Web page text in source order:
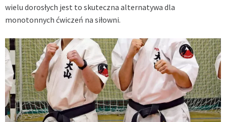
wielu dorosłych jest to skuteczna alternatywa dla
monotonnych ćwiczeń na siłowni.